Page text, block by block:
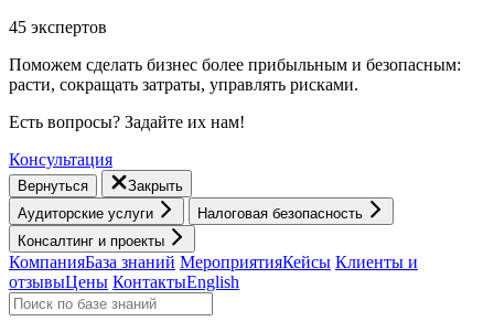
45 экспертов
Поможем сделать бизнес более прибыльным и безопасным:
расти, cокращать затраты, управлять рисками.
Есть вопросы? Задайте их нам!
Консультация
Вернуться
Закрыть
Аудиторские услуги
Налоговая безопасность
Консалтинг и проекты
КомпанияБаза знаний МероприятияКейсы Клиенты и
отзывыЦены КонтактыEnglish